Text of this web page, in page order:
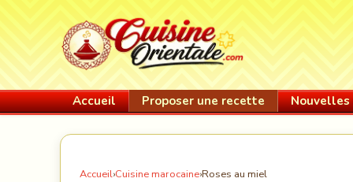
Accueil Proposer une recette
Accueil›Cuisine marocaine›Roses au miel